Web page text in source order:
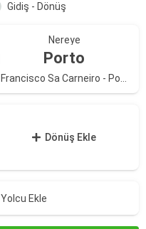
Gidiş - Dönüş
Nereye
Porto
Dönüş Ekle
Yolcu Ekle